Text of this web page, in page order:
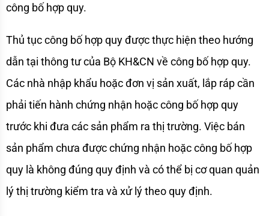
công bố hợp quy.
Thủ tục công bố hợp quy được thực hiện theo hướng
dẫn tại thông tư của Bộ KH&CN về công bố hợp quy.
Các nhà nhập khẩu hoặc đơn vị sản xuất, lắp ráp cần
phải tiến hành chứng nhận hoặc công bố hợp quy
trước khi đưa các sản phẩm ra thị trường. Việc bán
sản phẩm chưa được chứng nhận hoặc công bố hợp
quy là không đúng quy định và có thể bị cơ quan quản
lý thị trường kiểm tra và xử lý theo quy định.